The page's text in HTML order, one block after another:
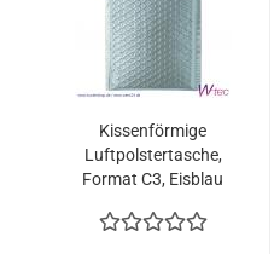
Kissenförmige
Luftpolstertasche,
Format C3, Eisblau
Stück = 109,50 Euro)